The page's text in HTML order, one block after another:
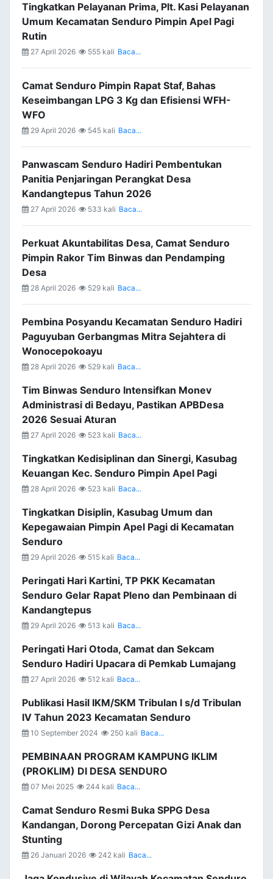
Tingkatkan Pelayanan Prima, Plt. Kasi Pelayanan
Umum Kecamatan Senduro Pimpin Apel Pagi
Rutin
27 April 2026 555 kali Baca...
Camat Senduro Pimpin Rapat Staf, Bahas
Keseimbangan LPG 3 Kg dan Efisiensi WFH-
WFO
29 April 2026 545 kali Baca...
Panwascam Senduro Hadiri Pembentukan
Panitia Penjaringan Perangkat Desa
Kandangtepus Tahun 2026
27 April 2026 533 kali Baca...
Perkuat Akuntabilitas Desa, Camat Senduro
Pimpin Rakor Tim Binwas dan Pendamping
Desa
28 April 2026 529 kali Baca...
Pembina Posyandu Kecamatan Senduro Hadiri
Paguyuban Gerbangmas Mitra Sejahtera di
Wonocepokoayu
28 April 2026 529 kali Baca...
Tim Binwas Senduro Intensifkan Monev
Administrasi di Bedayu, Pastikan APBDesa
2026 Sesuai Aturan
27 April 2026 523 kali Baca...
Tingkatkan Kedisiplinan dan Sinergi, Kasubag
Keuangan Kec. Senduro Pimpin Apel Pagi
28 April 2026 523 kali Baca...
Tingkatkan Disiplin, Kasubag Umum dan
Kepegawaian Pimpin Apel Pagi di Kecamatan
Senduro
29 April 2026 515 kali Baca...
Peringati Hari Kartini, TP PKK Kecamatan
Senduro Gelar Rapat Pleno dan Pembinaan di
Kandangtepus
29 April 2026 513 kali Baca...
Peringati Hari Otoda, Camat dan Sekcam
Senduro Hadiri Upacara di Pemkab Lumajang
27 April 2026 512 kali Baca...
Publikasi Hasil IKM/SKM Tribulan I s/d Tribulan
IV Tahun 2023 Kecamatan Senduro
10 September 2024 250 kali Baca...
PEMBINAAN PROGRAM KAMPUNG IKLIM
(PROKLIM) DI DESA SENDURO
07 Mei 2025 244 kali Baca...
Camat Senduro Resmi Buka SPPG Desa
Kandangan, Dorong Percepatan Gizi Anak dan
Stunting
26 Januari 2026 242 kali Baca...